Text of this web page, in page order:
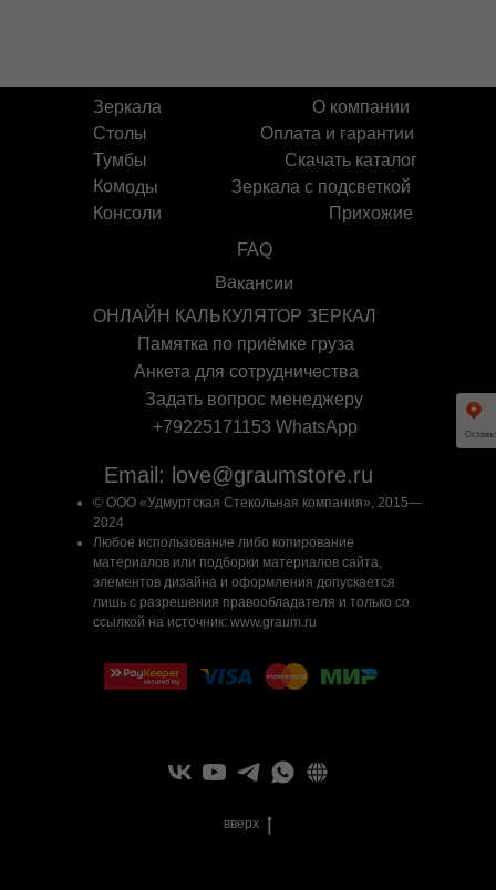
Зеркала
Столы
Тумбы
Комоды
Консоли Прихожие
Зеркала с подсветкой
FAQ
О компании
Оплата и гарантии
Памятка по приёмке груза
Задать вопрос менеджеру
Скачать каталог
Email: love@graumstore.ru
Анкета для сотрудничества
+79225171153 WhatsApp
© ООО «Удмуртская Стекольная компания», 2015—
2024
Любое использование либо копирование
материалов или подборки материалов сайта,
элементов дизайна и оформления допускается
лишь с разрешения правообладателя и только со
ссылкой на источник: www.graum.ru
ОНЛАЙН КАЛЬКУЛЯТОР ЗЕРКАЛ
Вакансии
вверх